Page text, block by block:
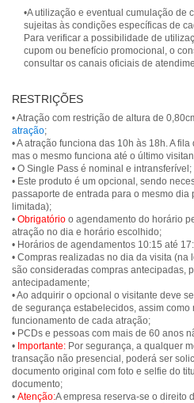
•A utilização e eventual cumulação de
sujeitas às condições específicas de
Para verificar a possibilidade de
cupom ou benefício promocional, o
consultar os canais oficiais de
RESTRIÇÕES
• Atração com restrição de altura de
atração;
• A atração funciona das 10h às 18h. A
mas o mesmo funciona até o último
• O Single Pass é nominal e intransferível;
• Este produto é um opcional, sendo
passaporte de entrada para o mesmo
limitada);
• Obrigatório o agendamento do horário
atração no dia e horário escolhido;
• Horários de agendamentos 10:15 até
• Compras realizadas no dia da visita
são consideradas compras antecipadas,
antecipadamente;
• Ao adquirir o opcional o visitante deve
de segurança estabelecidos, assim como
funcionamento de cada atração;
• PCDs e pessoas com mais de 60 anos
• Importante: Por segurança, a qualquer
transação não presencial, poderá ser
documento original com foto e selfie do
documento;
• Atenção:A empresa reserva-se o direito